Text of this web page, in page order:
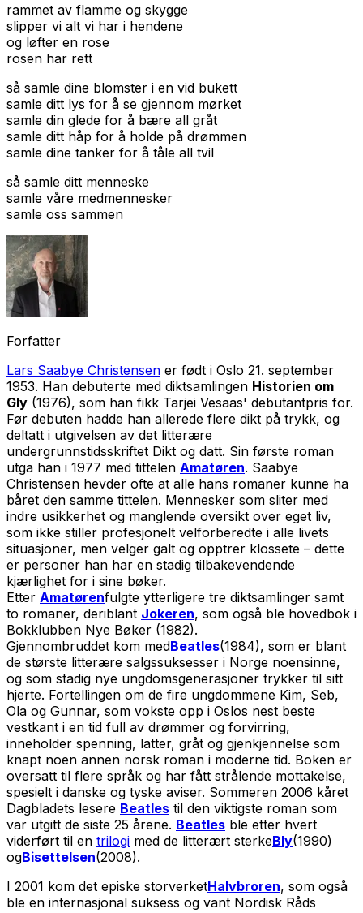
rammet av flamme og skygge
slipper vi alt vi har i hendene
og løfter en rose
rosen har rett
så samle dine blomster i en vid bukett
samle ditt lys for å se gjennom mørket
samle din glede for å bære all gråt
samle ditt håp for å holde på drømmen
samle dine tanker for å tåle all tvil
så samle ditt menneske
samle våre medmennesker
samle oss sammen
Forfatter
Lars Saabye Christensen er født i Oslo 21. september
1953. Han debuterte med diktsamlingen Historien om
Gly (1976), som han fikk Tarjei Vesaas' debutantpris for.
Før debuten hadde han allerede flere dikt på trykk, og
deltatt i utgivelsen av det litterære
undergrunnstidsskriftet Dikt og datt. Sin første roman
utga han i 1977 med tittelen Amatøren. Saabye
Christensen hevder ofte at alle hans romaner kunne ha
båret den samme tittelen. Mennesker som sliter med
indre usikkerhet og manglende oversikt over eget liv,
som ikke stiller profesjonelt velforberedte i alle livets
situasjoner, men velger galt og opptrer klossete – dette
er personer han har en stadig tilbakevendende
kjærlighet for i sine bøker.
Etter Amatørenfulgte ytterligere tre diktsamlinger samt
to romaner, deriblant Jokeren, som også ble hovedbok i
Bokklubben Nye Bøker (1982).
Gjennombruddet kom medBeatles(1984), som er blant
de største litterære salgssuksesser i Norge noensinne,
og som stadig nye ungdomsgenerasjoner trykker til sitt
hjerte. Fortellingen om de fire ungdommene Kim, Seb,
Ola og Gunnar, som vokste opp i Oslos nest beste
vestkant i en tid full av drømmer og forvirring,
inneholder spenning, latter, gråt og gjenkjennelse som
knapt noen annen norsk roman i moderne tid. Boken er
oversatt til flere språk og har fått strålende mottakelse,
spesielt i danske og tyske aviser. Sommeren 2006 kåret
Dagbladets lesere Beatles til den viktigste roman som
var utgitt de siste 25 årene. Beatles ble etter hvert
viderført til en trilogi med de litterært sterkeBly(1990)
ogBisettelsen(2008).
I 2001 kom det episke storverketHalvbroren, som også
ble en internasjonal suksess og vant Nordisk Råds